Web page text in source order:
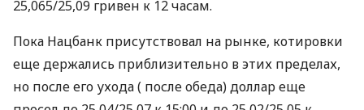
25,065/25,09 гривен к 12 часам.
Пока Нацбанк присутствовал на рынке, котировки
еще держались приблизительно в этих пределах,
но после его ухода ( после обеда) доллар еще